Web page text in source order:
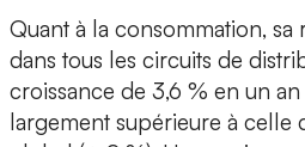
Quant à la consommation, sa
dans tous les circuits de
croissance de 3,6 % en un an
largement supérieure à celle